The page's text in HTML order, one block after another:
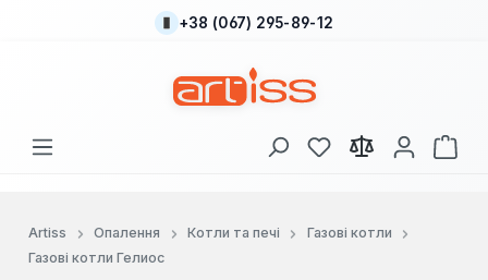
Перейти до основного вмісту
+38 (067) 295-89-12
У вас є 0 у списку
Artiss Опалення Котли та печі
Газові котли
Газові котли Гелиос